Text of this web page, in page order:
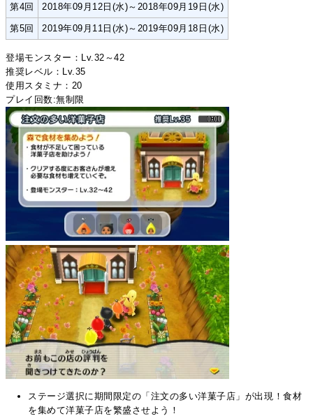
第4回 2018年09月12日(水)～2018年09月19日(水)
第5回 2019年09月11日(水)～2019年09月18日(水)
登場モンスター：Lv.32～42
推奨レベル：Lv.35
使用スタミナ：20
プレイ回数:無制限
ステージ選択に期間限定の「注文の多い洋菓子店」が出現！食材
を集めて洋菓子店を繁盛させよう！